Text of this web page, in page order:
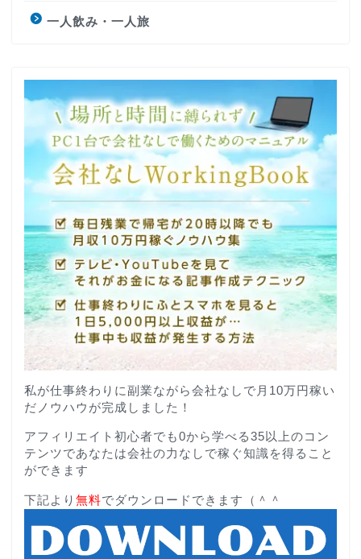
一人飲み・一人旅
私が仕事終わりに副業ながら会社なしで月10万円稼い
だノウハウが完成しました！
アフィリエイト初心者でも0から学べる35以上のコン
テンツであなたは会社の力なしで稼ぐ知識を得ること
ができます
下記より 無料でダウンロードできます（＾＾